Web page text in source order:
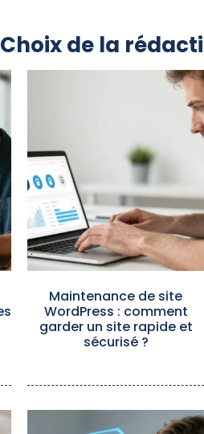
Choix de la
Maintenance de site
WordPress : comment
garder un site rapide et
sécurisé ?